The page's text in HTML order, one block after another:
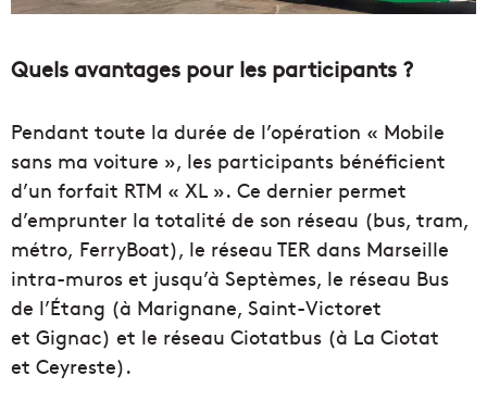
Quels avantages pour les participants ?
Pendant toute la durée de l’opération « Mobile
sans ma voiture », les participants bénéficient
d’un forfait RTM « XL ». Ce dernier permet
d’emprunter la totalité de son réseau (bus, tram,
métro, FerryBoat), le réseau TER dans Marseille
intra-muros et jusqu’à Septèmes, le réseau Bus
de l’Étang (à Marignane, Saint-Victoret
et Gignac) et le réseau Ciotatbus (à La Ciotat
et Ceyreste).